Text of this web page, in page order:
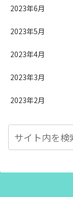
2023年6月
2023年5月
2023年4月
2023年3月
2023年2月